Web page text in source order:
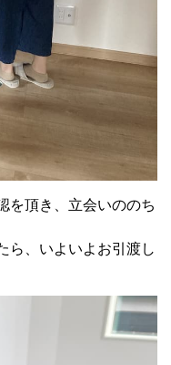
を頂き、立会いののち
ら、いよいよお引渡し